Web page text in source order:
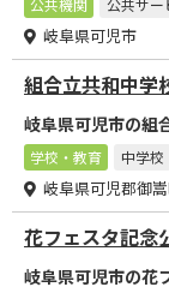
公共機関 公共サー
岐阜県可児市
組合立共和中学
岐阜県可児市の組
学校・教育 中学校
岐阜県可児郡御
花フェスタ記念
岐阜県可児市の花